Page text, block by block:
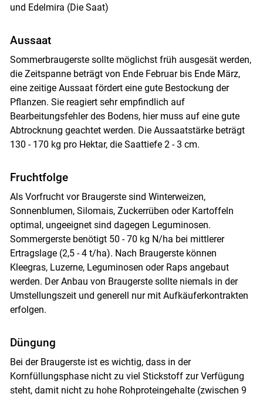
Skip to main content
und Edelmira (Die Saat)
Aussaat
Sommerbraugerste sollte möglichst früh ausgesät werden,
die Zeitspanne beträgt von Ende Februar bis Ende März,
eine zeitige Aussaat fördert eine gute Bestockung der
Pflanzen. Sie reagiert sehr empfindlich auf
Bearbeitungsfehler des Bodens, hier muss auf eine gute
Abtrocknung geachtet werden. Die Aussaatstärke beträgt
130 - 170 kg pro Hektar, die Saattiefe 2 - 3 cm.
Fruchtfolge
Als Vorfrucht vor Braugerste sind Winterweizen,
Sonnenblumen, Silomais, Zuckerrüben oder Kartoffeln
optimal, ungeeignet sind dagegen Leguminosen.
Sommergerste benötigt 50 - 70 kg N/ha bei mittlerer
Ertragslage (2,5 - 4 t/ha). Nach Braugerste können
Kleegras, Luzerne, Leguminosen oder Raps angebaut
werden. Der Anbau von Braugerste sollte niemals in der
Umstellungszeit und generell nur mit Aufkäuferkontrakten
erfolgen.
Düngung
Bei der Braugerste ist es wichtig, dass in der
Kornfüllungsphase nicht zu viel Stickstoff zur Verfügung
steht, damit nicht zu hohe Rohproteingehalte (zwischen 9